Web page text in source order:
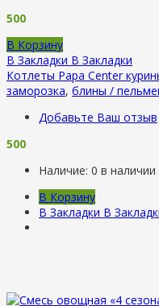
500
В Корзину
В Закладки В Закладки
Котлеты Papa Center
заморозка, блины /
Добавьте Ваш отзыв
500
Наличие: 0 в наличии
В Корзину
В Закладки В